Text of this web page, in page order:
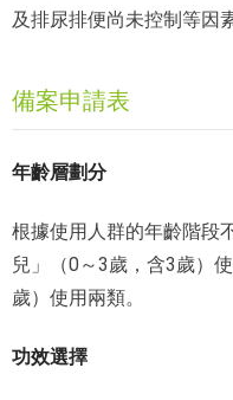
及排尿排便尚未控制等因
備案申請表
年齡層劃分
根據使用人群的年齡階段
兒」（0～3歲，含3歲）
歲）使用兩類。
功效選擇